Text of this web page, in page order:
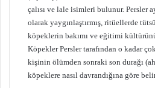
çalısı ve lale isimleri bulunur. Persler
olarak yaygınlaştırmış, ritüellerde
köpeklerin bakımı ve eğitimi
Köpekler Persler tarafından o kadar
kişinin ölümden sonraki son durağı
köpeklere nasıl davrandığına göre